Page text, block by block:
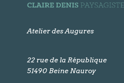
Atelier des Augures
22 rue de la République
51490 Beine Nauroy